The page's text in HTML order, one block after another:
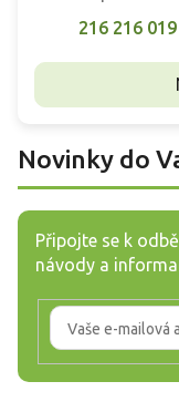
216 216 019
Novinky do
Připojte se k
návody a